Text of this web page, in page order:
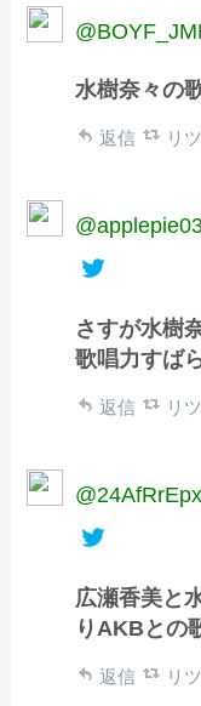
水樹奈々の
返信 リ
さすが水樹
歌唱力すば
返信 リ
広瀬香美と
りAKBとの
返信 リ